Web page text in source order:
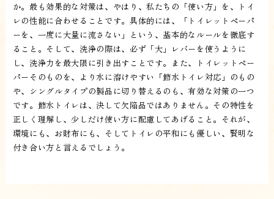
か。最も効果的な対策は、やはり、私たちの「使い方」を、トイ
レの性能に合わせることです。具体的には、「トイレットペーパ
ーを、一度に大量に流さない」という、基本的なルールを徹底す
ること。そして、洗浄の際は、必ず「大」レバーを使うように
し、洗浄力を最大限に引き出すことです。また、トイレットペー
パーそのものを、より水に溶けやすい「節水トイレ対応」のもの
や、シングルタイプの製品に切り替えるのも、有効な対策の一つ
です。節水トイレは、決して欠陥品ではありません。その特性を
正しく理解し、少しだけ使い方に配慮してあげること。それが、
環境にも、お財布にも、そしてトイレの平和にも優しい、賢明な
付き合い方と言えるでしょう。